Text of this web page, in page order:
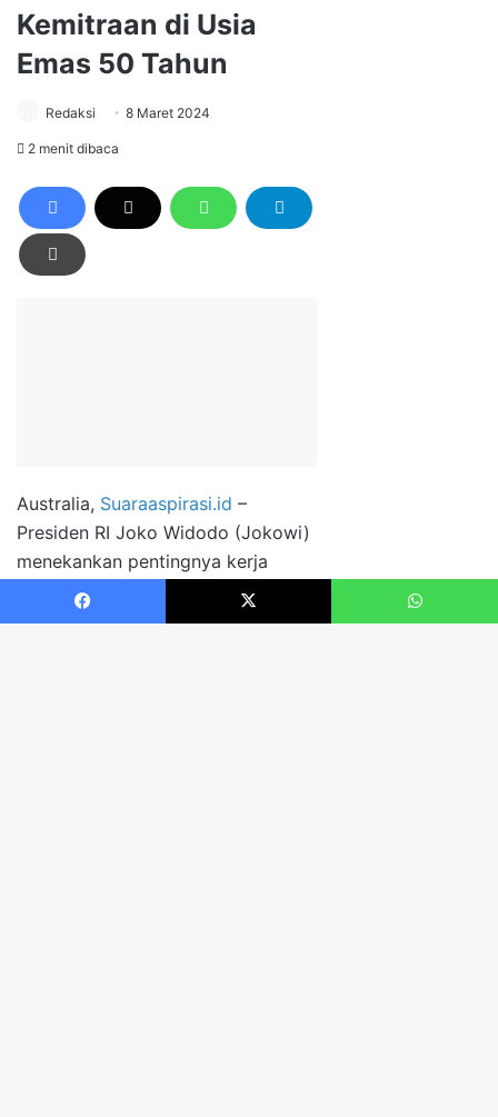
Facebook X WhatsApp